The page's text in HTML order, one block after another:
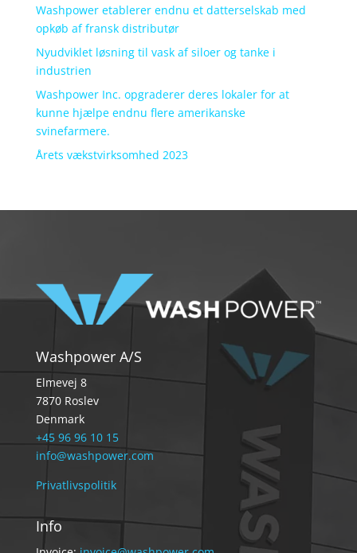
Washpower etablerer endnu et datterselskab med
opkøb af fransk distributør
Nyudviklet løsning til vask af siloer og tanke i
industrien
Washpower Inc. opgraderer deres lokaler for at
kunne hjælpe endnu flere amerikanske
svinefarmere.
Årets vækstvirksomhed 2023
Washpower A/S
Elmevej 8
7870 Roslev
Denmark
+45 96 96 10 15
info@washpower.com
Privatlivspolitik
Info